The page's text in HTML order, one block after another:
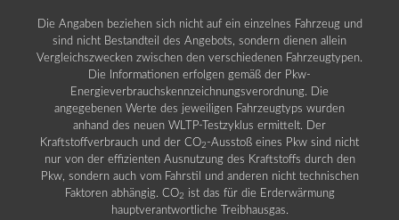
Die Angaben beziehen sich nicht auf ein einzelnes Fahrzeug und
sind nicht Bestandteil des Angebots, sondern dienen allein
Vergleichszwecken zwischen den verschiedenen Fahrzeugtypen.
Die Informationen erfolgen gemäß der Pkw-
Energieverbrauchskennzeichnungsverordnung. Die
angegebenen Werte des jeweiligen Fahrzeugtyps wurden
anhand des neuen WLTP-Testzyklus ermittelt. Der
Kraftstoffverbrauch und der CO2 -Ausstoß eines Pkw sind nicht
nur von der effizienten Ausnutzung des Kraftstoffs durch den
Pkw, sondern auch vom Fahrstil und anderen nicht technischen
Faktoren abhängig. CO2 ist das für die Erderwärmung
hauptverantwortliche Treibhausgas.